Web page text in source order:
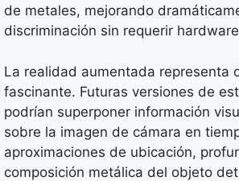
de metales, mejorando
discriminación sin requerir
La realidad aumentada representa
fascinante. Futuras versiones de
podrían superponer información
sobre la imagen de cámara en
aproximaciones de ubicación,
composición metálica del objeto